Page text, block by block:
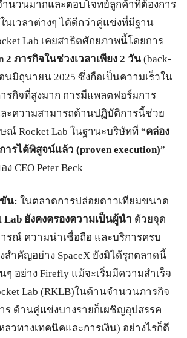
ำนวนมากและตอบโจทย์ลูกค้าที่ต้องการ
นเวลาต่างๆ ได้ดีกว่าคู่แข่งที่มีฐาน
Lab เคยสาธิตศักยภาพนี้โดยการ
2 ภารกิจในช่วงเวลาเพียง 2 วัน (back-
นมิถุนายน 2025 ซึ่งถือเป็นความเร็วใน
รกิจที่สูงมาก การมีแพลตฟอร์มการ
ะความสามารถด้านปฏิบัติการนี้ช่วย
ณ์ Rocket Lab ในฐานะบริษัทที่ “คล่อง
ารได้พิสูจน์แล้ว (proven execution)”
CEO Peter Beck
น: ในตลาดการปล่อยดาวเทียมขนาด
Lab ยังคงครองความเป็นผู้นำ ด้วยจุด
รณ์ ความน่าเชื่อถือ และบริการครบ
ำคัญอย่าง SpaceX ยังมิได้รุกตลาดนี้
ๆ อย่าง Firefly แม้จะเริ่มมีความสำเร็จ
Lab (RKLB)ในด้านจำนวนภารกิจ
ร ด้านคู่แข่งบางรายก็เผชิญอุปสรรค
ลวทางเทคนิคและการเงิน) อย่างไรก็ดี